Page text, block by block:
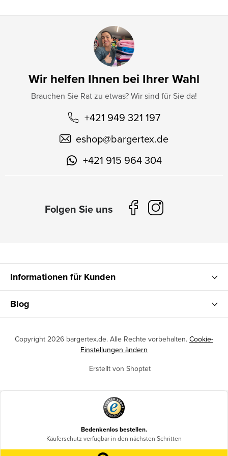
Wir helfen Ihnen bei Ihrer Wahl
Brauchen Sie Rat zu etwas? Wir sind für Sie da!
+421 949 321 197
eshop@bargertex.de
+421 915 964 304
Informationen für Kunden
Blog
Erstellt von Shoptet
Copyright 2026 bargertex.de. Alle Rechte vorbehalten. Cookie-
Einstellungen ändern